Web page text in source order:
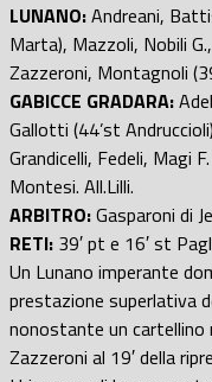
LUNANO:Andreani,
Marta), Mazzoli, Nobili
Zazzeroni, Montagnoli
GABICCE GRADARA:
Gallotti (44’st
Grandicelli, Fedeli, Magi
Montesi. All.Lilli.
ARBITRO:Gasparoni di
RETI: 39′ pt e 16′ st
Un Lunano imperante
prestazione superlativa
nonostante un
Zazzeroni al 19′ della